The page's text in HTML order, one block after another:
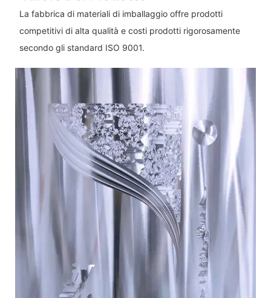
La fabbrica di materiali di imballaggio offre prodotti
competitivi di alta qualità e costi prodotti rigorosamente
secondo gli standard ISO 9001.